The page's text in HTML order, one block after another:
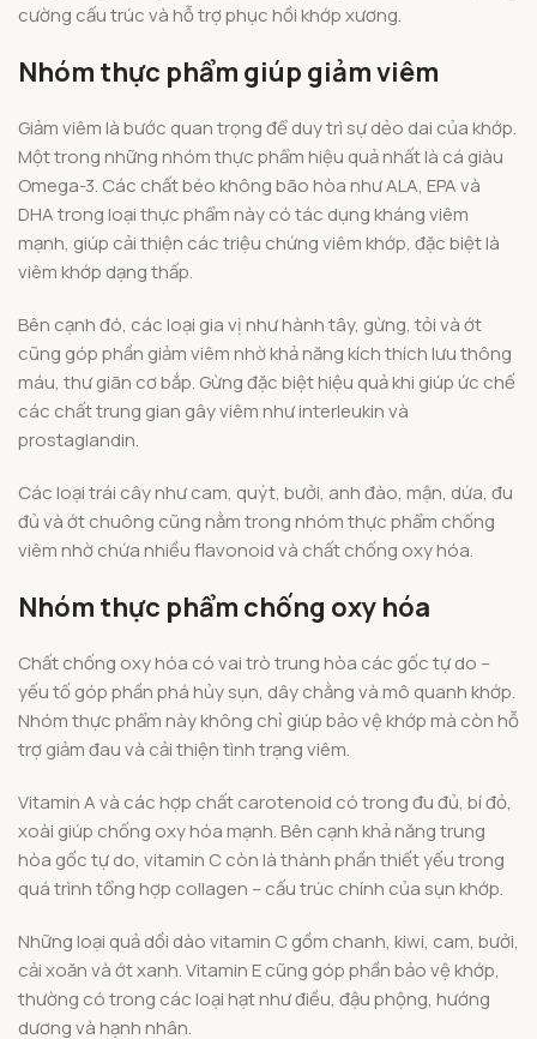
cường cấu trúc và hỗ trợ phục hồi khớp xương.
Nhóm thực phẩm giúp giảm viêm
Giảm viêm là bước quan trọng để duy trì sự dẻo dai của khớp.
Một trong những nhóm thực phẩm hiệu quả nhất là cá giàu
Omega-3. Các chất béo không bão hòa như ALA, EPA và
DHA trong loại thực phẩm này có tác dụng kháng viêm
mạnh, giúp cải thiện các triệu chứng viêm khớp, đặc biệt là
viêm khớp dạng thấp.
Bên cạnh đó, các loại gia vị như hành tây, gừng, tỏi và ớt
cũng góp phần giảm viêm nhờ khả năng kích thích lưu thông
máu, thư giãn cơ bắp. Gừng đặc biệt hiệu quả khi giúp ức chế
các chất trung gian gây viêm như interleukin và
prostaglandin.
Các loại trái cây như cam, quýt, bưởi, anh đào, mận, dứa, đu
đủ và ớt chuông cũng nằm trong nhóm thực phẩm chống
viêm nhờ chứa nhiều flavonoid và chất chống oxy hóa.
Nhóm thực phẩm chống oxy hóa
Chất chống oxy hóa có vai trò trung hòa các gốc tự do –
yếu tố góp phần phá hủy sụn, dây chằng và mô quanh khớp.
Nhóm thực phẩm này không chỉ giúp bảo vệ khớp mà còn hỗ
trợ giảm đau và cải thiện tình trạng viêm.
Vitamin A và các hợp chất carotenoid có trong đu đủ, bí đỏ,
xoài giúp chống oxy hóa mạnh. Bên cạnh khả năng trung
hòa gốc tự do, vitamin C còn là thành phần thiết yếu trong
quá trình tổng hợp collagen – cấu trúc chính của sụn khớp.
Những loại quả dồi dào vitamin C gồm chanh, kiwi, cam, bưởi,
cải xoăn và ớt xanh. Vitamin E cũng góp phần bảo vệ khớp,
thường có trong các loại hạt như điều, đậu phộng, hướng
dương và hạnh nhân.